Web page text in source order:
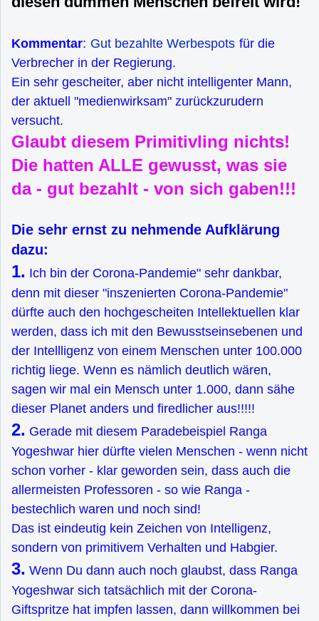
Kommentar: Gut bezahlte Werbespots für die
Verbrecher in der Regierung.
Ein sehr gescheiter, aber nicht intelligenter Mann,
der aktuell "medienwirksam" zurückzurudern
versucht.
Glaubt diesem Primitivling nichts!
Die hatten ALLE gewusst, was sie
da - gut bezahlt - von sich gaben!!!
Die sehr ernst zu nehmende Aufklärung
dazu:
1. Ich bin der Corona-Pandemie" sehr dankbar,
denn mit dieser "inszenierten Corona-Pandemie"
dürfte auch den hochgescheiten Intellektuellen klar
werden, dass ich mit den Bewusstseinsebenen und
der Intellligenz von einem Menschen unter 100.000
richtig liege. Wenn es nämlich deutlich wären,
sagen wir mal ein Mensch unter 1.000, dann sähe
dieser Planet anders und firedlicher aus!!!!!
2. Gerade mit diesem Paradebeispiel Ranga
Yogeshwar hier dürfte vielen Menschen - wenn nicht
schon vorher - klar geworden sein, dass auch die
allermeisten Professoren - so wie Ranga -
bestechlich waren und noch sind!
Das ist eindeutig kein Zeichen von Intelligenz,
sondern von primitivem Verhalten und Habgier.
3. Wenn Du dann auch noch glaubst, dass Ranga
Yogeshwar sich tatsächlich mit der Corona-
Giftspritze hat impfen lassen, dann willkommen bei